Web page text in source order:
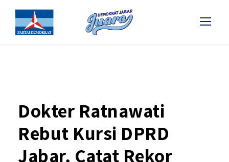
Dokter Ratnawati
Rebut Kursi DPRD
Jabar, Catat Rekor